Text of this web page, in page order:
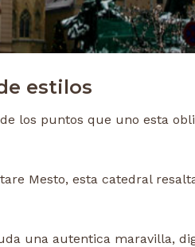
estilos
los puntos que uno esta
Mesto, esta catedral
una autentica maravilla,